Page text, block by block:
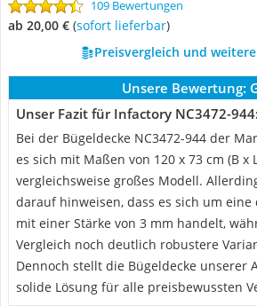
109 Bewertungen
ab 20,00 € ( Sofort lieferbar)
Preisvergleich und
Unsere Bewertung:
Unser Fazit für Infactory NC3472-944:
Bei der Bügeldecke ‎NC3472-944 der
es sich mit Maßen von 120 x 73 cm (B x
vergleichsweise großes Modell.
darauf hinweisen, dass es sich um eine
mit einer Stärke von 3 mm handelt,
Vergleich noch deutlich robustere
Dennoch stellt die Bügeldecke unserer
solide Lösung für alle preisbewussten